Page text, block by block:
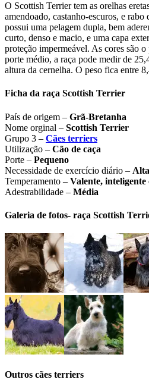
O Scottish Terrier tem as orelhas
amendoado, castanho-escuros, e
possui uma pelagem dupla, bem
curto, denso e macio, e uma capa
proteção impermeável. As cores são
porte médio, a raça pode medir de
altura da cernelha. O peso fica entre
Ficha da raça Scottish Terrier
País de origem – Grã-Bretanha
Nome orginal – Scottish Terrier
Grupo 3 – Cães terriers
Utilização – Cão de caça
Porte – Pequeno
Necessidade de exercício diário – Alta
Temperamento – Valente,
Adestrabilidade – Média
Galeria de fotos- raça Scottish
Outros cães terriers